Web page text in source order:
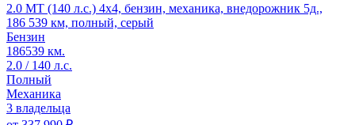
2.0 MT (140 л.с.) 4x4, бензин, механика, внедорожник 5д.,
186 539 км, полный, серый
Бензин
186539 км.
2.0 / 140 л.с.
Полный
Механика
3 владельца